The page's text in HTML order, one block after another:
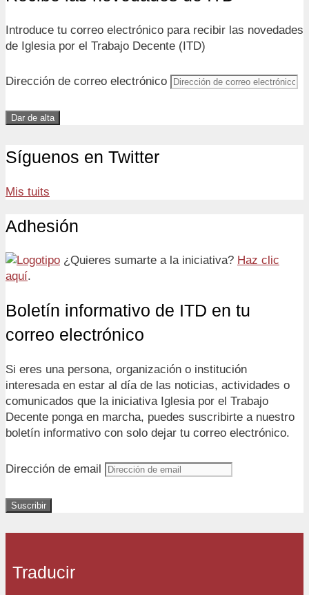
Introduce tu correo electrónico para recibir las novedades
de Iglesia por el Trabajo Decente (ITD)
Dirección de correo electrónico
Dar de alta
Síguenos en Twitter
Mis tuits
Adhesión
¿Quieres sumarte a la iniciativa? Haz clic
aquí.
Boletín informativo de ITD en tu
correo electrónico
Si eres una persona, organización o institución
interesada en estar al día de las noticias, actividades o
comunicados que la iniciativa Iglesia por el Trabajo
Decente ponga en marcha, puedes suscribirte a nuestro
boletín informativo con solo dejar tu correo electrónico.
Dirección de email
Suscribir
Traducir